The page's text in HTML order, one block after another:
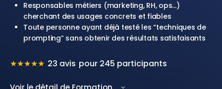
Responsables métiers (marketing, RH, ops…)
cherchant des usages concrets et fiables
Toute personne ayant déjà testé les “techniques de
prompting” sans obtenir des résultats satisfaisants
★★★★★ 23 avis pour 245 participants